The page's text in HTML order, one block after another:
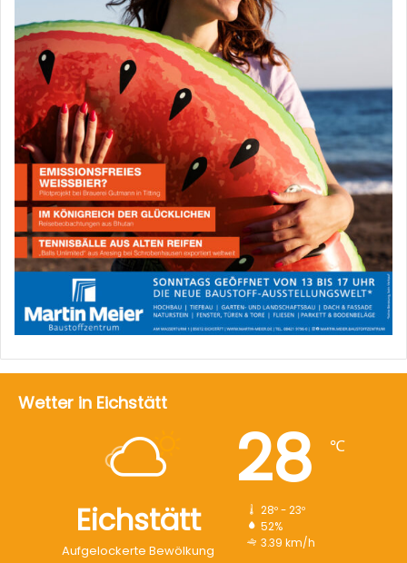
Wetter in Eichstätt
Eichstätt
Aufgelockerte Bewölkung
28 ℃
28º - 23º
52%
3.39 km/h